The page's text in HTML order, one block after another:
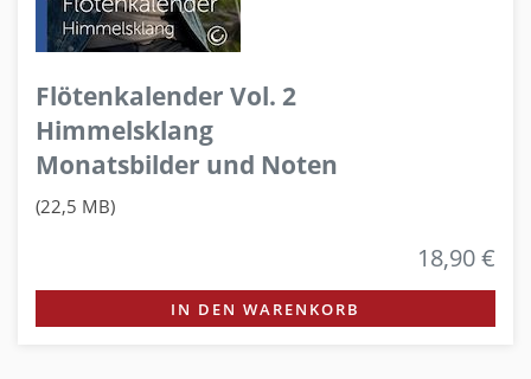
Flötenkalender Vol. 2
Himmelsklang
Monatsbilder und Noten
(22,5 MB)
18,90 €
IN DEN WARENKORB